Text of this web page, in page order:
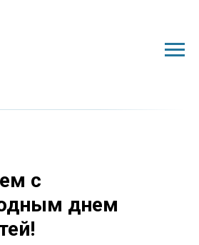
с
днем